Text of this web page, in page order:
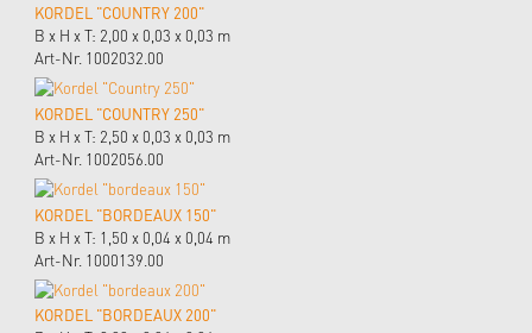
KORDEL "COUNTRY 200"
B x H x T: 2,00 x 0,03 x 0,03 m
Art-Nr. 1002032.00
KORDEL "COUNTRY 250"
B x H x T: 2,50 x 0,03 x 0,03 m
Art-Nr. 1002056.00
KORDEL "BORDEAUX 150"
B x H x T: 1,50 x 0,04 x 0,04 m
Art-Nr. 1000139.00
KORDEL "BORDEAUX 200"